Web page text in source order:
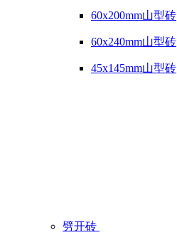
60x200mm山型砖
60x240mm山型砖
45x145mm山型砖
劈开砖